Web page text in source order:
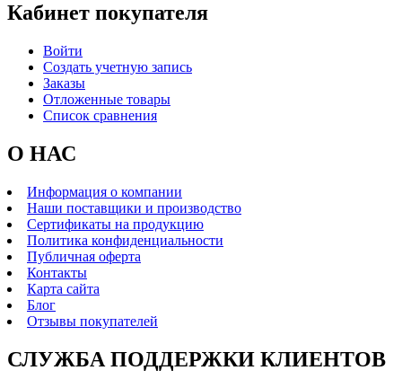
Кабинет покупателя
Войти
Создать учетную запись
Заказы
Отложенные товары
Список сравнения
О НАС
Информация о компании
Наши поставщики и производство
Сертификаты на продукцию
Политика конфиденциальности
Публичная оферта
Контакты
Карта сайта
Блог
Отзывы покупателей
СЛУЖБА ПОДДЕРЖКИ КЛИЕНТОВ